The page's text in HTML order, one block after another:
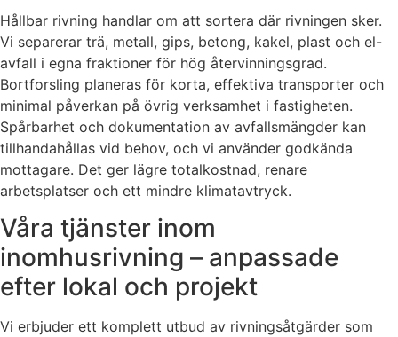
Hållbar rivning handlar om att sortera där rivningen sker.
Vi separerar trä, metall, gips, betong, kakel, plast och el-
avfall i egna fraktioner för hög återvinningsgrad.
Bortforsling planeras för korta, effektiva transporter och
minimal påverkan på övrig verksamhet i fastigheten.
Spårbarhet och dokumentation av avfallsmängder kan
tillhandahållas vid behov, och vi använder godkända
mottagare. Det ger lägre totalkostnad, renare
arbetsplatser och ett mindre klimatavtryck.
Våra tjänster inom
inomhusrivning – anpassade
efter lokal och projekt
Vi erbjuder ett komplett utbud av rivningsåtgärder som